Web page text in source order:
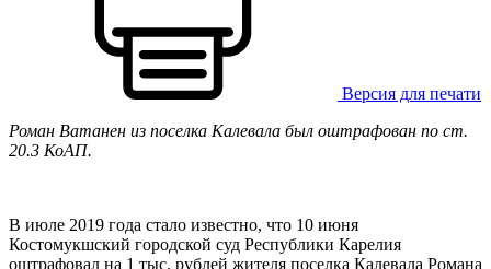
Версия для печати
Роман Ватанен из поселка Калевала был оштрафован по ст.
20.3 КоАП.
В июле 2019 года стало известно, что 10 июня
Костомукшский городской суд Республики Карелия
оштрафовал на 1 тыс. рублей жителя поселка Калевала Романа